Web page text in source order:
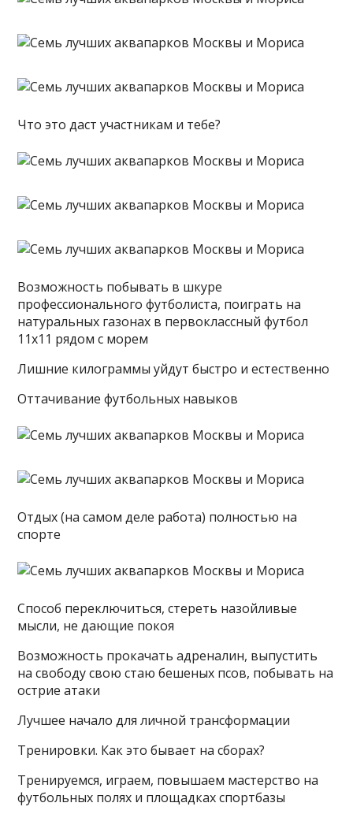
Что это даст участникам и тебе?
Возможность побывать в шкуре
профессионального футболиста, поиграть на
натуральных газонах в первоклассный футбол
11х11 рядом с морем
Лишние килограммы уйдут быстро и естественно
Оттачивание футбольных навыков
Отдых (на самом деле работа) полностью на
спорте
Способ переключиться, стереть назойливые
мысли, не дающие покоя
Возможность прокачать адреналин, выпустить
на свободу свою стаю бешеных псов, побывать на
острие атаки
Лучшее начало для личной трансформации
Тренировки. Как это бывает на сборах?
Тренируемся, играем, повышаем мастерство на
футбольных полях и площадках спортбазы